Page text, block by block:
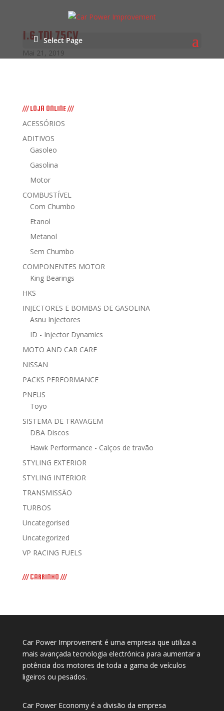
Select Page
1.6 TDI 75CV
Mai 21, 2019
/// LOJA ONLINE ///
ACESSÓRIOS
ADITIVOS
Gasoleo
Gasolina
Motor
COMBUSTÍVEL
Com Chumbo
Etanol
Metanol
Sem Chumbo
COMPONENTES MOTOR
King Bearings
HKS
INJECTORES E BOMBAS DE GASOLINA
Asnu Injectores
ID - Injector Dynamics
MOTO AND CAR CARE
NISSAN
PACKS PERFORMANCE
PNEUS
Toyo
SISTEMA DE TRAVAGEM
DBA Discos
Hawk Performance - Calços de travão
STYLING EXTERIOR
STYLING INTERIOR
TRANSMISSÃO
TURBOS
Uncategorised
Uncategorized
VP RACING FUELS
/// CARRINHO ///
Car Power Improvement é uma empresa que utiliza a
mais avançada tecnologia electrónica para aumentar a
potência dos motores de toda a gama de veículos
ligeiros ou pesados.
Car Power Economy é a divisão da empresa